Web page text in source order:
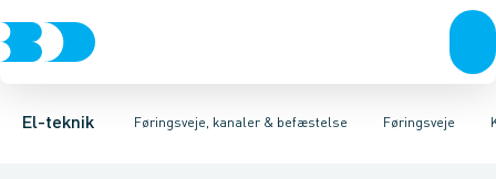
El-teknik Føringsveje, kanaler & befæstelse
Afbrydere, stikkontakter & lampeudtagForgreningsmateriel
Føringsveje
Føringsveje Installationskanaler for gulvInstallationskanaler
Gitterbakke Endestykke til kabelbakkeMontageplade til